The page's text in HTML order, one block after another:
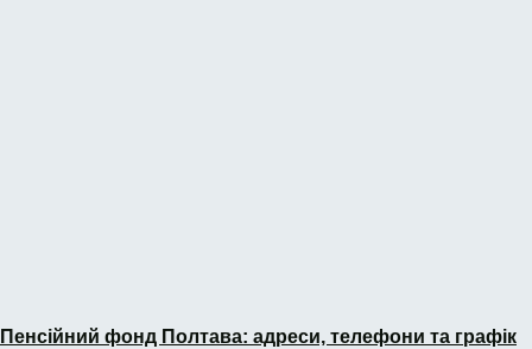
Пенсійний фонд Полтава: адреси, телефони та графік